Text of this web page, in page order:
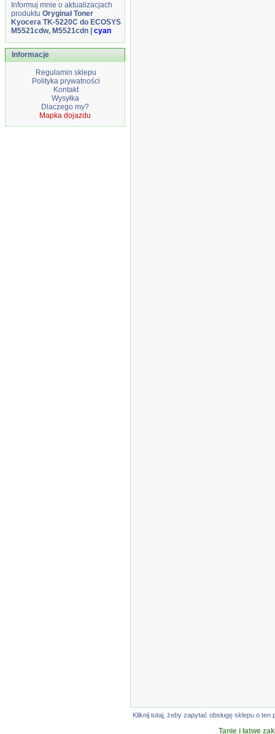
Informuj mnie o aktualizacjach
produktu Oryginał Toner
Kyocera TK-5220C do ECOSYS
M5521cdw, M5521cdn | cyan
Informacje
Regulamin sklepu
Polityka prywatności
Kontakt
Wysyłka
Dlaczego my?
Mapka dojazdu
Kliknij tutaj, żeby zapytać obsługę sklepu o
Tanie i łatwe